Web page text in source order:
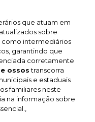
que atuam em
sobre
como intermediários
garantindo que
corretamente
ossostranscorra
e estaduais
familiares neste
na informação sobre